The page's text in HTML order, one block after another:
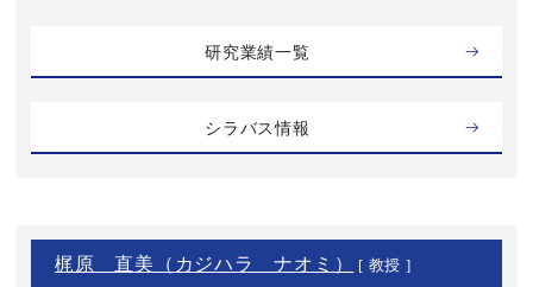
研究業績一覧
シラバス情報
梶原 直美（カジハラ ナオミ） [ 教授 ]